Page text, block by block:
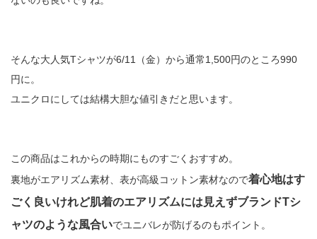
そんな大人気Tシャツが6/11（金）から通常1,500円のところ990
円に。
ユニクロにしては結構大胆な値引きだと思います。
この商品はこれからの時期にものすごくおすすめ。
裏地がエアリズム素材、表が高級コットン素材なので着心地はす
ごく良いけれど肌着のエアリズムには見えずブランドTシ
ャツのような風合いでユニバレが防げるのもポイント。